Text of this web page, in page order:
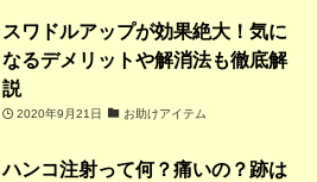
スワドルアップが効果絶大！気に
なるデメリットや解消法も徹底解
説
2020年9月21日 お助けアイテム
ハンコ注射って何？痛いの？跡は